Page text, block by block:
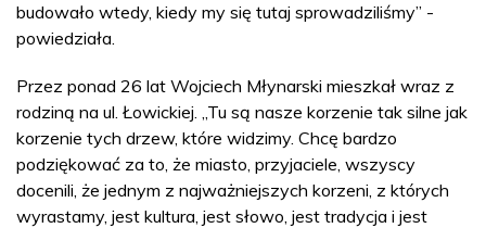
budowało wtedy, kiedy my się tutaj sprowadziliśmy” -
powiedziała.
Przez ponad 26 lat Wojciech Młynarski mieszkał wraz z
rodziną na ul. Łowickiej. „Tu są nasze korzenie tak silne jak
korzenie tych drzew, które widzimy. Chcę bardzo
podziękować za to, że miasto, przyjaciele, wszyscy
docenili, że jednym z najważniejszych korzeni, z których
wyrastamy, jest kultura, jest słowo, jest tradycja i jest